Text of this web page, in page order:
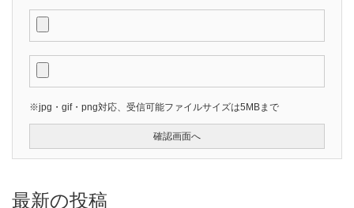
※jpg・gif・png対応、受信可能ファイルサイズは5MBまで
最新の投稿